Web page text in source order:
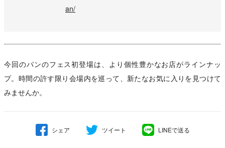
an/
今回のパンのフェス初登場は、より個性豊かなお店がラインナッ
プ。時間の許す限り会場内を巡って、新たなお気に入りを見つけて
みませんか。
シェア ツイート LINEで送る